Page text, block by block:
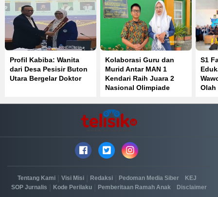
Profil Kabiba: Wanita
dari Desa Pesisir Buton
Utara Bergelar Doktor
Kolaborasi Guru dan
Murid Antar MAN 1
Kendari Raih Juara 2
Nasional Olimpiade
S1
Olah
Tentang Kami Visi Misi Redaksi Pedoman Media Siber KEJ
SOP Jurnalis Kode Perilaku Pemberitaan Ramah Anak Disclaimer